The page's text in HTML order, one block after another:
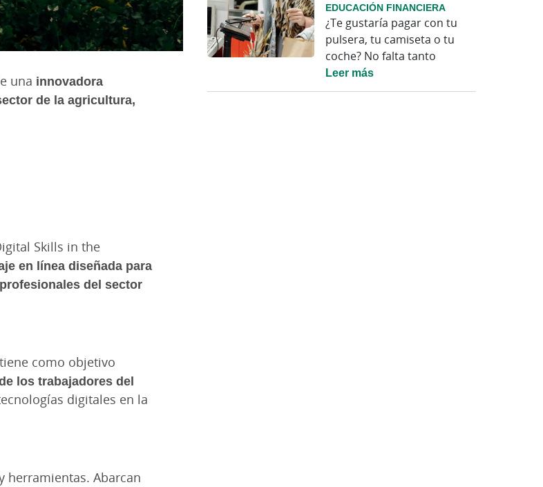
una innovadora
de la agricultura,
Skills in the
en línea diseñada para
del sector
como objetivo
los trabajadores del
digitales en la
herramientas. Abarcan
EDUCACIÓN FINANCIERA
¿Te gustaría pagar con tu
pulsera, tu camiseta o tu
coche? No falta tanto
Leer más